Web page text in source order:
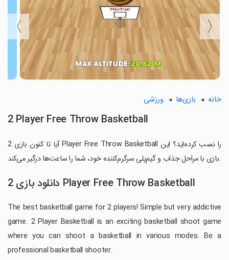
〈
〉
خانه بازی‌ها ورزشی
2 Player Free Throw Basketball
آیا تا کنون بازی 2 Player Free Throw Basketball را نصب کرده‌اید؟ این
بازی با مراحل جذاب و گیم‌پلی سرگرم‌کننده خود، شما را ساعت‌ها درگیر می‌کند.
دانلود بازی 2 Player Free Throw Basketball
The best basketball game for 2 players! Simple but very addictive
game. 2 Player Basketball is an exciting basketball shoot game
where you can shoot a basketball in various modes. Be a
professional basketball shooter.